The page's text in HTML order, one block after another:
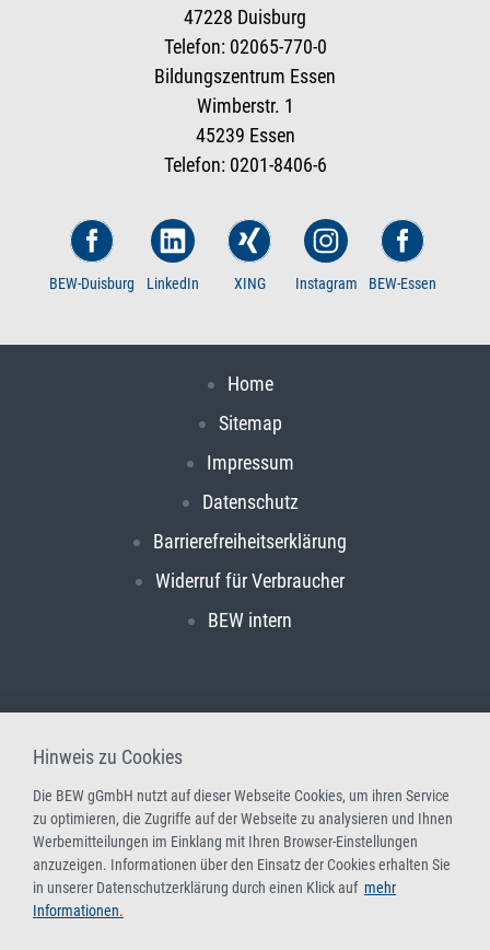
47228 Duisburg
Telefon: 02065-770-0
Bildungszentrum Essen
Wimberstr. 1
45239 Essen
Telefon: 0201-8406-6
BEW-Duisburg LinkedIn XING Instagram BEW-Essen
Home
Sitemap
Impressum
Datenschutz
Barrierefreiheitserklärung
Widerruf für Verbraucher
BEW intern
Hinweis zu Cookies
Die BEW gGmbH nutzt auf dieser Webseite Cookies, um ihren Service
zu optimieren, die Zugriffe auf der Webseite zu analysieren und Ihnen
Werbemitteilungen im Einklang mit Ihren Browser-Einstellungen
anzuzeigen. Informationen über den Einsatz der Cookies erhalten Sie
in unserer Datenschutzerklärung durch einen Klick auf mehr
Informationen.